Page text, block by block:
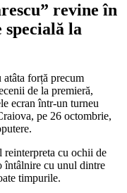
revine în
la
forță precum
de la premieră,
ecran într-un turneu
pe 26 octombrie,
reinterpreta cu ochii de
întâlnire cu unul dintre
timpurile.